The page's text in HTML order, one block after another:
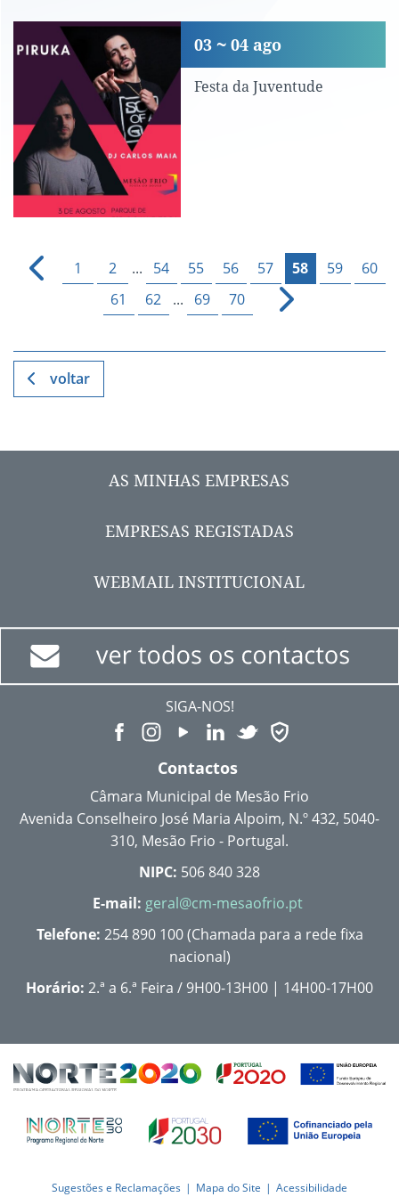
Festa da Juventude
Festa da Juventude
03 04 ago
1 2 ... 54 55 56 57 58 59
60
61
62 ... 69 70
voltar
AS MINHAS EMPRESAS
EMPRESAS REGISTADAS
WEBMAIL INSTITUCIONAL
SIGA-NOS!
Contactos
Câmara Municipal de Mesão Frio
Avenida Conselheiro José Maria Alpoim, N.º 432, 5040-
310, Mesão Frio - Portugal.
NIPC: 506 840 328
E-mail: geral@cm-mesaofrio.pt
Telefone: 254 890 100 (Chamada para a rede fixa
nacional)
Horário: 2.ª a 6.ª Feira / 9H00-13H00 | 14H00-17H00
Sugestões e Reclamações Mapa do Site Acessibilidade